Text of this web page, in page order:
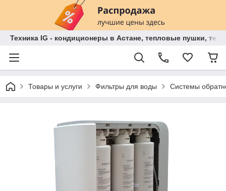
Техника IG - кондиционеры в Астане, тепловые пушки,
Товары и услуги Фильтры для воды Системы